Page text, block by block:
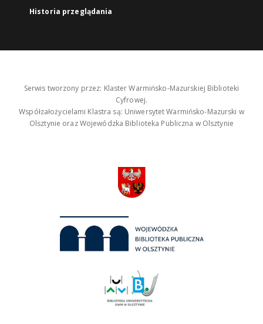
Historia przeglądania
Serwis tworzony przez: Klaster Warmińsko-Mazurskiej Biblioteki
Cyfrowej.
Współzałożycielami Klastra są: Uniwersytet Warmińsko-Mazurski w
Olsztynie oraz Wojewódzka Biblioteka Publiczna w Olsztynie